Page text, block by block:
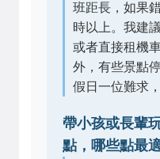
班距長，如果
時以上。我建
或者直接租機
外，有些景點
假日一位難求
帶小孩或長輩
點，哪些點最